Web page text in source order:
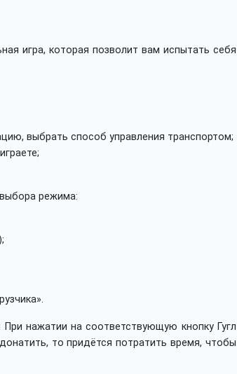
игра, которая позволит вам испытать себя
выбрать способ управления транспортом;
режима:
нажатии на соответствующую кнопку Гугл
то придётся потратить время, чтобы